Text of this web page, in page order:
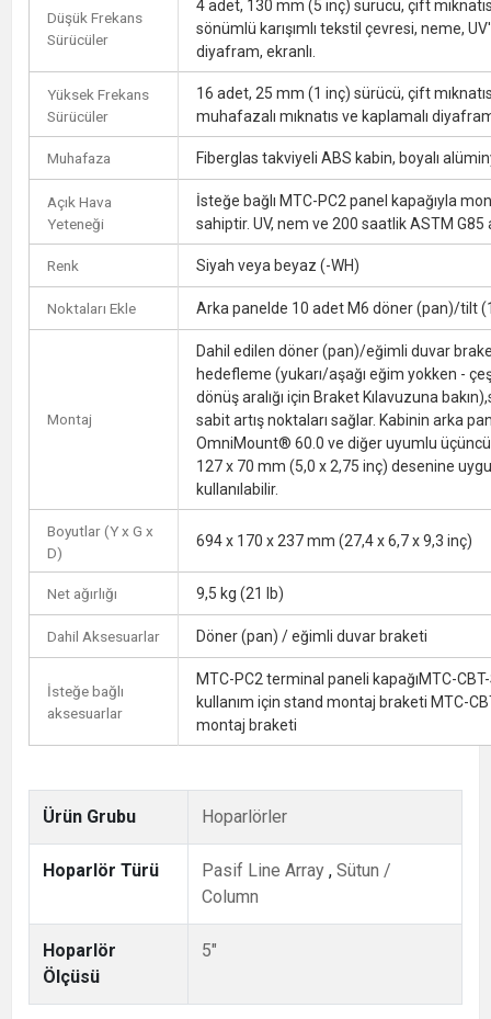
Düşük Frekans
Sürücüler
4 adet, 130 mm (5 inç) sürücü, çift
sönümlü karışımlı tekstil çevresi, neme,
diyafram, ekranlı.
Yüksek Frekans
Sürücüler
16 adet, 25 mm (1 inç) sürücü, çift
muhafazalı mıknatıs ve kaplamalı
Muhafaza Fiberglas takviyeli ABS kabin, boyalı
Açık Hava
Yeteneği
İsteğe bağlı MTC-PC2 panel kapağıyla
sahiptir. UV, nem ve 200 saatlik ASTM G85
Renk Siyah veya beyaz (-WH)
Noktaları Ekle Arka panelde 10 adet M6 döner (pan)/tilt
Montaj
Dahil edilen döner (pan)/eğimli duvar
hedefleme (yukarı/aşağı eğim yokken -
dönüş aralığı için Braket Kılavuzuna
sabit artış noktaları sağlar. Kabinin arka
OmniMount® 60.0 ve diğer uyumlu
127 x 70 mm (5,0 x 2,75 inç) desenine
kullanılabilir.
Boyutlar (Y x G x
D)
694 x 170 x 237 mm (27,4 x 6,7 x 9,3 inç)
Net ağırlığı 9,5 kg (21 lb)
Dahil Aksesuarlar Döner (pan) / eğimli duvar braketi
İsteğe bağlı
aksesuarlar
MTC-PC2 terminal paneli kapağıMTC-
kullanım için stand montaj braketi MTC-
montaj braketi
Ürün Grubu Hoparlörler
Hoparlör Türü Pasif Line Array , Sütun /
Column
Hoparlör
Ölçüsü
5"